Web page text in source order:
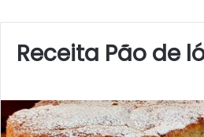
Receita Pão de